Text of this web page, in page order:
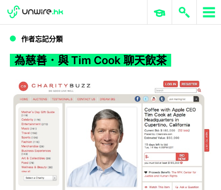
為慈善．與 Tim Cook 聊天飲茶
WWDC 2026 ERP 與商業 AI
作者忘記分類
為慈善．與 Tim Cook 聊天飲茶